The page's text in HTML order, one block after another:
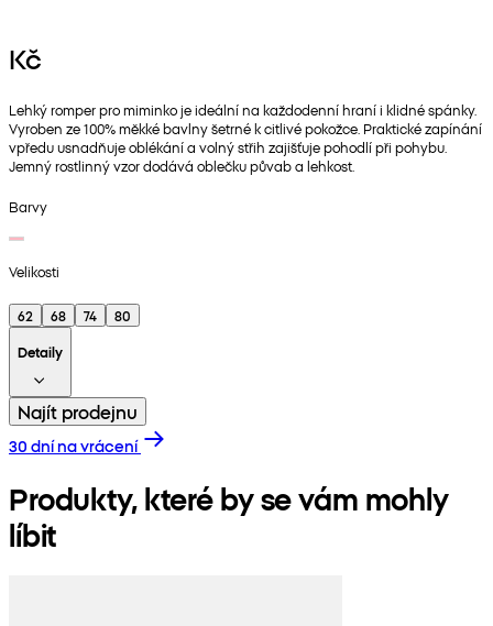
Kč
Lehký romper pro miminko je ideální na každodenní hraní i klidné spánky.
Vyroben ze 100% měkké bavlny šetrné k citlivé pokožce. Praktické zapínání
vpředu usnadňuje oblékání a volný střih zajišťuje pohodlí při pohybu.
Jemný rostlinný vzor dodává oblečku půvab a lehkost.
Barvy
Velikosti
62 68 74
80
Detaily
Najít prodejnu
30 dní na vrácení
Produkty, které by se vám mohly
líbit